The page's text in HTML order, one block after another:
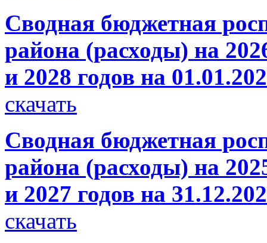
Сводная бюджетная
района (расходы) на
и 2028 годов на
скачать
Сводная бюджетная
района (расходы) на
и 2027 годов на
скачать